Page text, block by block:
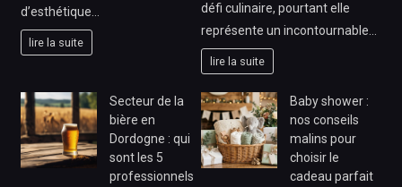
d’esthétique…
lire la suite
défi culinaire, pourtant elle
représente un incontournable…
lire la suite
Secteur de la
bière en
Dordogne : qui
sont les 5
professionnels
Baby shower :
nos conseils
malins pour
choisir le
cadeau parfait